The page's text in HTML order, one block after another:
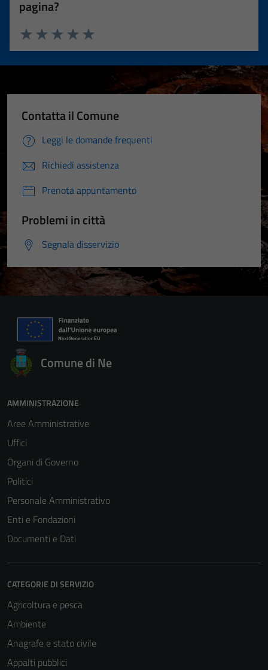
pagina?
Valuta 5 stelle su 5
Valuta 4 stelle su 5
Valuta 3 stelle su 5
Valuta 2 stelle su 5
Valuta 1 stelle su 5
Contatta il Comune
Leggi le domande frequenti
Richiedi assistenza
Prenota appuntamento
Problemi in città
Segnala disservizio
Comune di Ne
AMMINISTRAZIONE
Aree Amministrative
Uffici
Organi di Governo
Politici
Personale Amministrativo
Enti e Fondazioni
Documenti e Dati
CATEGORIE DI SERVIZIO
Agricoltura e pesca
Ambiente
Anagrafe e stato civile
Appalti pubblici